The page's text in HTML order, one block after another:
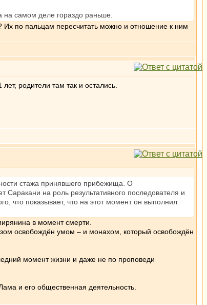
на самом деле гораздо раньше.
Их по пальцам пересчитать можно и отношение к ним
родители там так и остались.
стажа принявшего прибежища. О
на роль результативного последователя и
что показывает, что на этот момент он выполнил
в момент смерти.
освобождён умом – и монахом, который освобождён
момент жизни и даже не по проповеди
и его общественная деятельность.